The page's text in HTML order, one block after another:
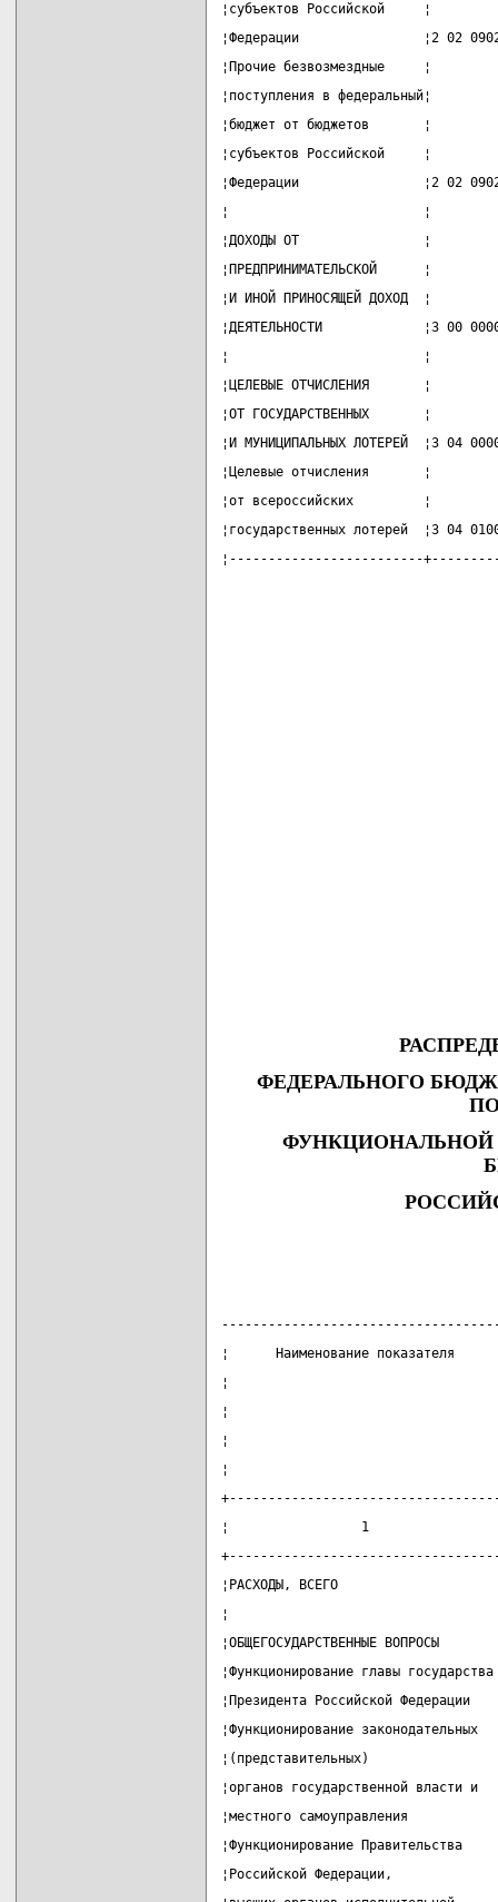
¦субъектов Российской
¦Федерации                ¦2 02
¦Прочие безвозмездные
¦поступления в
¦бюджет от бюджетов
¦субъектов Российской
¦Федерации                ¦2 02
¦                         ¦
¦ДОХОДЫ ОТ                ¦
¦ПРЕДПРИНИМАТЕЛЬСКОЙ
¦И ИНОЙ ПРИНОСЯЩЕЙ ДОХОД
¦ДЕЯТЕЛЬНОСТИ             ¦3 00
¦                         ¦
¦ЦЕЛЕВЫЕ ОТЧИСЛЕНИЯ
¦ОТ ГОСУДАРСТВЕННЫХ
¦И МУНИЦИПАЛЬНЫХ ЛОТЕРЕЙ  ¦3 04
¦Целевые отчисления
¦от всероссийских         ¦
¦государственных лотерей  ¦3 04
¦-------------------------
ФЕДЕРАЛЬНОГО
ФУНКЦИОНАЛЬНОЙ
¦      Наименование показателя
¦
¦
¦
¦
¦                 1
¦РАСХОДЫ, ВСЕГО
¦
¦ОБЩЕГОСУДАРСТВЕННЫЕ ВОПРОСЫ
¦Функционирование главы
¦Президента Российской
¦Функционирование
¦(представительных)
¦органов государственной
¦местного самоуправления
¦Функционирование
¦Российской Федерации,